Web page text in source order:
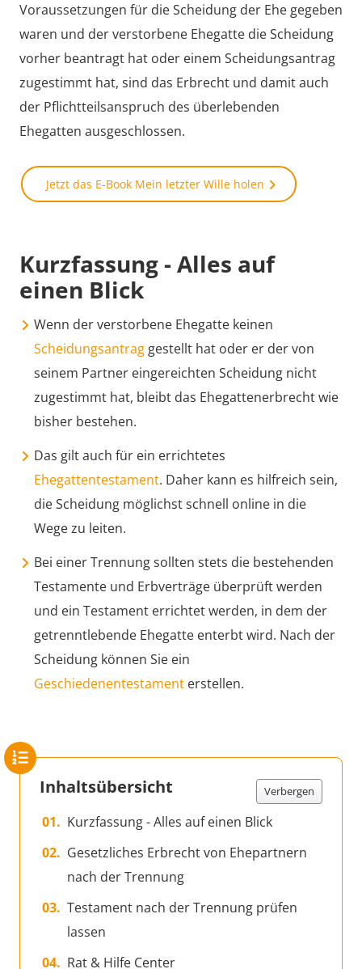
Voraussetzungen für die Scheidung der Ehe gegeben
waren und der verstorbene Ehegatte die Scheidung
vorher beantragt hat oder einem Scheidungsantrag
zugestimmt hat, sind das Erbrecht und damit auch
der Pflichtteilsanspruch des überlebenden
Ehegatten ausgeschlossen.
Jetzt das E-Book Mein letzter Wille holen
Kurzfassung - Alles auf
einen Blick
Wenn der verstorbene Ehegatte keinen
Scheidungsantrag gestellt hat oder er der von
seinem Partner eingereichten Scheidung nicht
zugestimmt hat, bleibt das Ehegattenerbrecht wie
bisher bestehen.
Das gilt auch für ein errichtetes
Ehegattentestament. Daher kann es hilfreich sein,
die Scheidung möglichst schnell online in die
Wege zu leiten.
Bei einer Trennung sollten stets die bestehenden
Testamente und Erbverträge überprüft werden
und ein Testament errichtet werden, in dem der
getrenntlebende Ehegatte enterbt wird. Nach der
Scheidung können Sie ein
Geschiedenentestament erstellen.
Inhaltsübersicht Verbergen
Kurzfassung - Alles auf einen Blick
Gesetzliches Erbrecht von Ehepartnern
nach der Trennung
Testament nach der Trennung prüfen
lassen
Rat & Hilfe Center